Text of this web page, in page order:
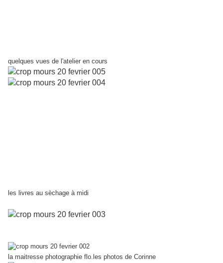
quelques vues de l'atelier en cours
les livres au sèchage à midi
la maitresse photographie flo.les photos de Corinne